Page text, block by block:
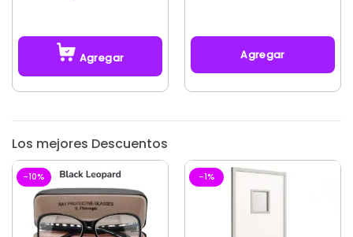
S/886.70.
S/799.00.
Agregar Agregar
Los mejores Descuentos
-10% -1%